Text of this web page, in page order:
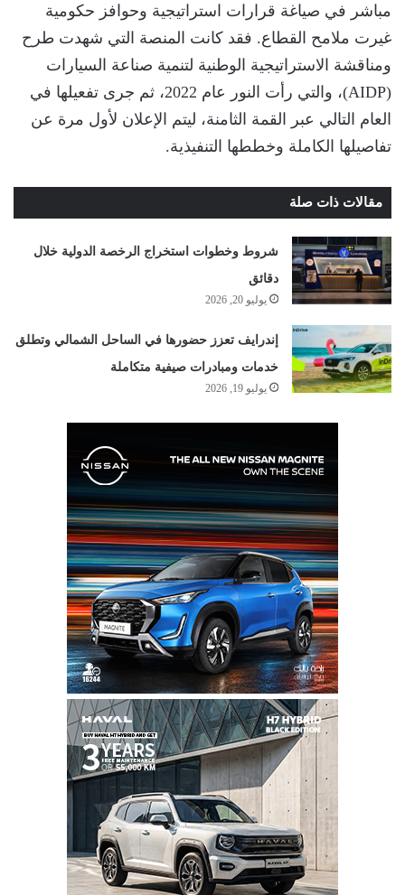
مباشر في صياغة قرارات استراتيجية وحوافز حكومية
غيرت ملامح القطاع. فقد كانت المنصة التي شهدت طرح
ومناقشة الاستراتيجية الوطنية لتنمية صناعة السيارات
(AIDP)، والتي رأت النور عام 2022، ثم جرى تفعيلها في
العام التالي عبر القمة الثامنة، ليتم الإعلان لأول مرة عن
تفاصيلها الكاملة وخططها التنفيذية.
مقالات ذات صلة
شروط وخطوات استخراج الرخصة الدولية خلال
دقائق
يوليو 20, 2026
إندرايف تعزز حضورها في الساحل الشمالي وتطلق
خدمات ومبادرات صيفية متكاملة
يوليو 19, 2026